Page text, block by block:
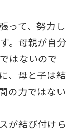
って、努力し
。母親が自分
はないので
、母と子は結
の力ではない
が結び付けら